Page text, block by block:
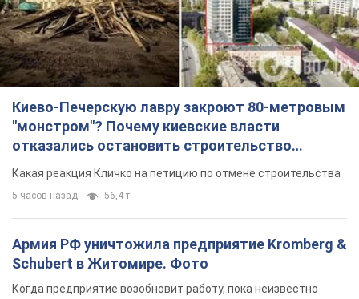
Киево-Печерскую лавру закроют 80-метровым
"монстром"? Почему киевские власти
отказались остановить строительство
небоскреба "московского верующего"
Какая реакция Кличко на петицию по отмене строительства
5 часов назад 56,4 т.
Армия РФ уничтожила предприятие Kromberg &
Schubert в Житомире. Фото
Когда предприятие возобновит работу, пока неизвестно